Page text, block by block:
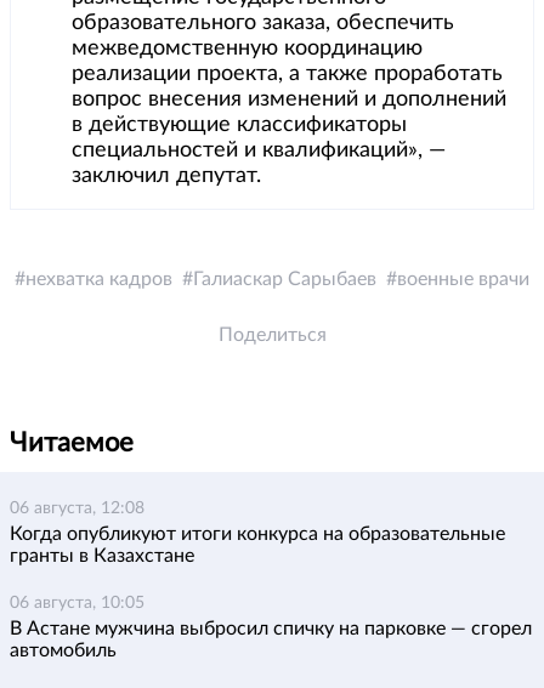
образовательного заказа, обеспечить
межведомственную координацию
реализации проекта, а также проработать
вопрос внесения изменений и дополнений
в действующие классификаторы
специальностей и квалификаций», —
заключил депутат.
нехватка кадров Галиаскар Сарыбаев военные врачи
Поделиться
Читаемое
06 августа, 12:08
Когда опубликуют итоги конкурса на образовательные
гранты в Казахстане
06 августа, 10:05
В Астане мужчина выбросил спичку на парковке — сгорел
автомобиль